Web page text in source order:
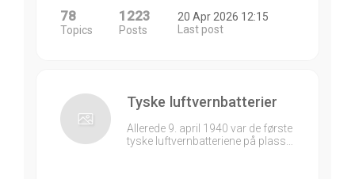
78
Topics
1223
Posts
20 Apr 2026 12:15
Last post
Tyske luftvernbatterier
Allerede 9. april 1940 var de første
tyske luftvernbatteriene på plass…